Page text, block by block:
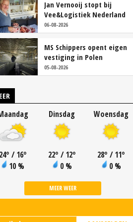
Jan Vernooij stopt bij
Vee&Logistiek Nederland
06-08-2026
MS Schippers opent eigen
vestiging in Polen
05-08-2026
° / 16°
10 %
Dinsdag
22° / 12°
0 %
Woensdag
28° / 11°
0 %
MEER WEER